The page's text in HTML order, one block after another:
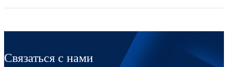
Связаться с нами